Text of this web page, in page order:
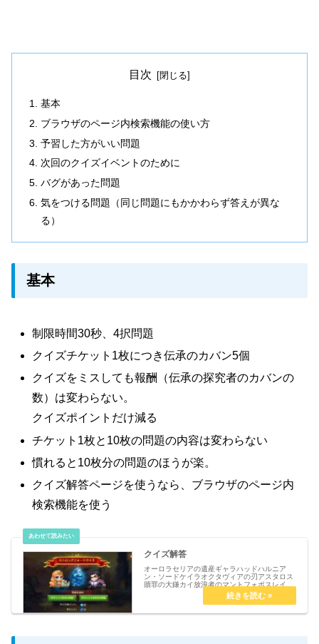
目次
基本
ブラウザのページ内検索機能の使い方
予習した方がいい問題
次回のクイズイベントのために
バグがあった問題
気をつける問題（同じ問題にもかかわらず答えが異な
る）
基本
制限時間30秒、4択問題
クイズチケット1枚につき伝承のカバン5個
クイズをミスしても報酬（伝承の探究者のカバンの
数）は変わらない。
クイズポイントだけ減る
チケット1枚と10枚の問題の内容は変わらない
慣れると10枚分の問題のほうが楽。
クイズ解答ページを使うなら、ブラウザのページ内
検索機能を使う
クイズ解答
オーロラセリアの遺産ギャラハッドハルニア
ン・ソードケイラオクタヴィアの刃アスタロス
贖罪の大鎌カイ放浪者のマントフォボスレイヴ
ンのお守りテア転生の杖デアデビルオンとオフ
ハイディミーン・コバフェイスレス隠者の頭巾